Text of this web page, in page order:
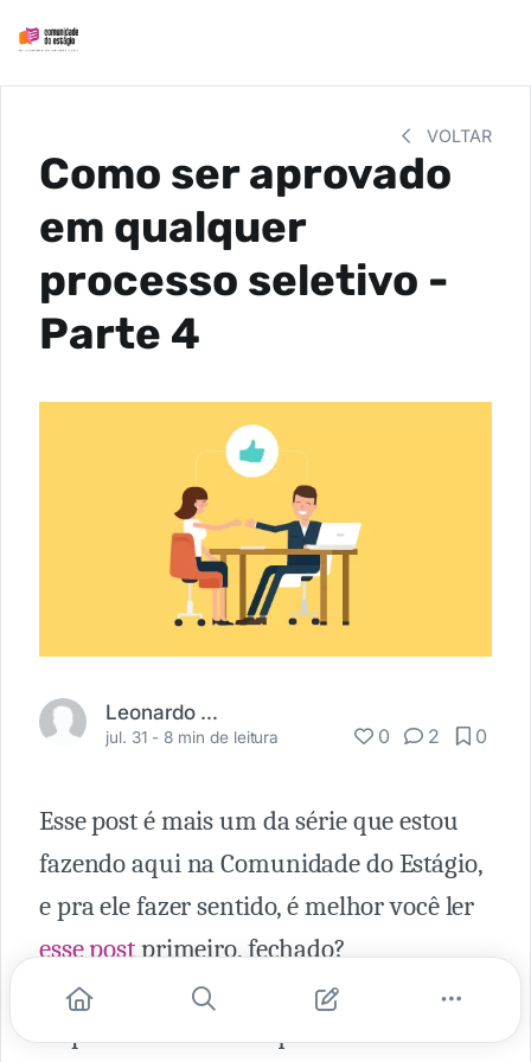
VOLTAR
Como ser aprovado
em qualquer
processo seletivo -
Parte 4
Leonardo Pimentel
jul. 31 - 8 min de leitura 0 2 0
Esse post é mais um da série que estou
fazendo aqui na Comunidade do Estágio,
e pra ele fazer sentido, é melhor você ler
esse postprimeiro, fechado?
Importante ressaltar que eu não sou a